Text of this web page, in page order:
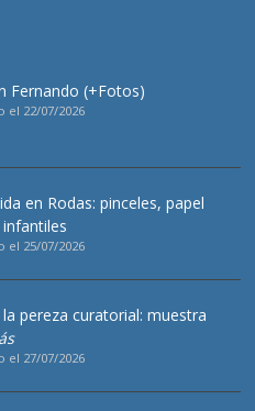
Fernando (+Fotos)
el 22/07/2026
en Rodas: pinceles, papel
el 25/07/2026
pereza curatorial: muestra
el 27/07/2026